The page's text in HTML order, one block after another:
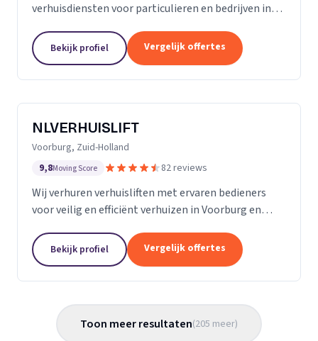
verhuisdiensten voor particulieren en bedrijven in
Bekijk profiel Vergelijk offertes
NLVERHUISLIFT
Voorburg, Zuid-Holland
9,8Moving Score 82 reviews
Wij verhuren verhuisliften met ervaren bedieners
voor veilig en efficiënt verhuizen in Voorburg en
Bekijk profiel Vergelijk offertes
Toon meer resultaten(205 meer)